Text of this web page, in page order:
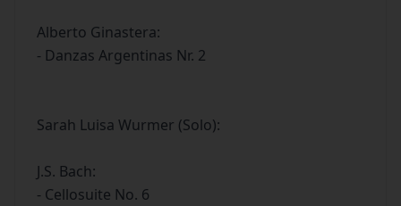
Alberto Ginastera:
- Danzas Argentinas Nr. 2
Sarah Luisa Wurmer (Solo):
J.S. Bach:
- Cellosuite No. 6